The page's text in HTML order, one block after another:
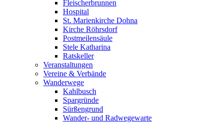
Fleischerbrunnen
Hospital
St. Marienkirche Dohna
Kirche Röhrsdorf
Postmeilensäule
Stele Katharina
Ratskeller
Veranstaltungen
Vereine & Verbände
Wanderwege
Kahlbusch
Spargründe
Sürßengrund
Wander- und Radwegewarte